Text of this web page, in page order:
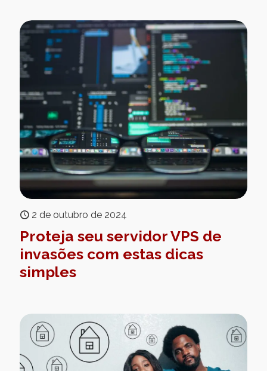
2 de outubro de 2024
Proteja seu servidor VPS de
invasões com estas dicas
simples